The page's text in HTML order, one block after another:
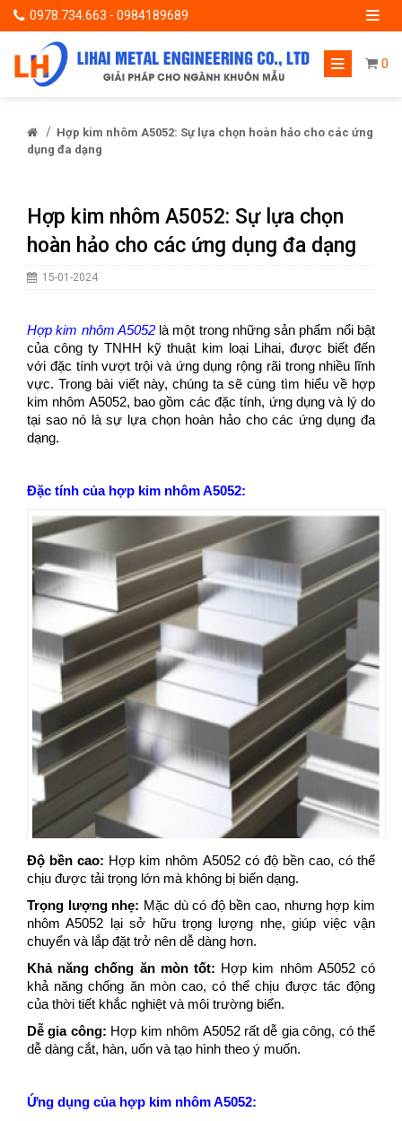
0978.734.663 - 0984189689
0
/ Hợp kim nhôm A5052: Sự lựa chọn hoàn hảo cho các ứng
dụng đa dạng
Hợp kim nhôm A5052: Sự lựa chọn
hoàn hảo cho các ứng dụng đa dạng
15-01-2024
Hợp kim nhôm A5052là một trong những sản phẩm nổi bật
của công ty TNHH kỹ thuật kim loại Lihai, được biết đến
với đặc tính vượt trội và ứng dụng rộng rãi trong nhiều lĩnh
vực. Trong bài viết này, chúng ta sẽ cùng tìm hiểu về hợp
kim nhôm A5052, bao gồm các đặc tính, ứng dụng và lý do
tại sao nó là sự lựa chọn hoàn hảo cho các ứng dụng đa
dạng.
Đặc tính của hợp kim nhôm A5052:
Độ bền cao: Hợp kim nhôm A5052 có độ bền cao, có thể
chịu được tải trọng lớn mà không bị biến dạng.
Trọng lượng nhẹ: Mặc dù có độ bền cao, nhưng hợp kim
nhôm A5052 lại sở hữu trọng lượng nhẹ, giúp việc vận
chuyển và lắp đặt trở nên dễ dàng hơn.
Khả năng chống ăn mòn tốt: Hợp kim nhôm A5052 có
khả năng chống ăn mòn cao, có thể chịu được tác động
của thời tiết khắc nghiệt và môi trường biển.
Dễ gia công: Hợp kim nhôm A5052 rất dễ gia công, có thể
dễ dàng cắt, hàn, uốn và tạo hình theo ý muốn.
Ứng dụng của hợp kim nhôm A5052: